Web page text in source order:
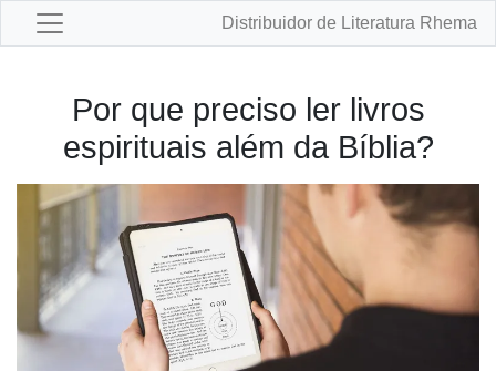
Distribuidor de Literatura Rhema
Por que preciso ler livros
espirituais além da Bíblia?